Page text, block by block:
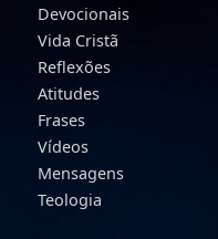
Devocionais
Vida Cristã
Reflexões
Atitudes
Frases
Vídeos
Mensagens
Teologia